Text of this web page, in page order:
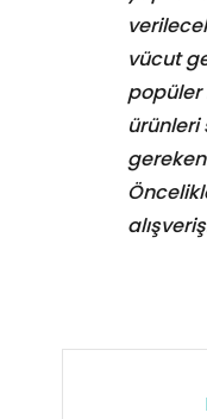
vücut
popüler
ürünleri